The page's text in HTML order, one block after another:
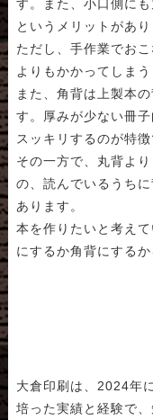
す。また、小口側に
というメリットがあり
ただし、手作業でお
よりもかかってしま
また、角背は上製本
す。厚みが少ない冊
スッキリするのが特徴
その一方で、丸背よ
の、読んでいるうち
あります。
本を作りたいと考え
にするか角背にする
大倉印刷は、2024年
培った実績と経験で